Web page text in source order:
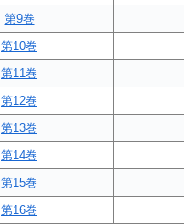
第9巻
第10巻
第11巻
第12巻
第13巻
第14巻
第15巻
第16巻